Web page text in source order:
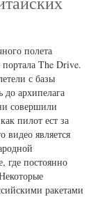
полета
The Drive.
с базы
архипелага
совершили
пилот ест за
видео является
постоянно
ракетами